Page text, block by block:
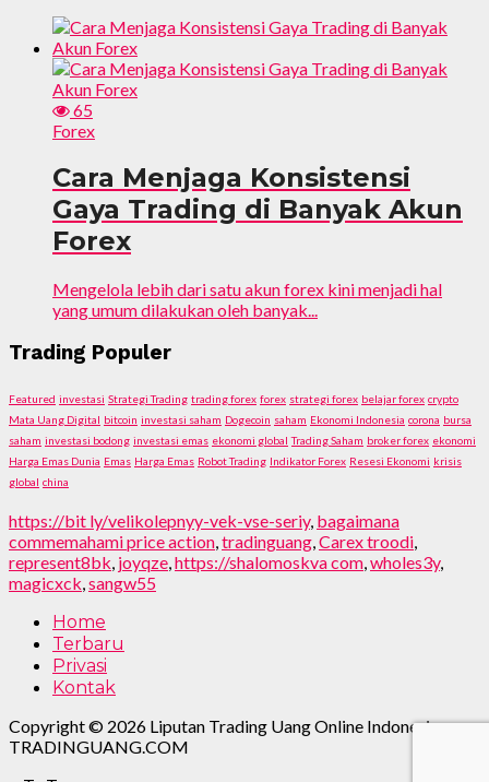
65
Forex
Cara Menjaga Konsistensi
Gaya Trading di Banyak Akun
Forex
Mengelola lebih dari satu akun forex kini menjadi hal
yang umum dilakukan oleh banyak...
Trading Populer
Featured investasi Strategi Trading trading forex forex strategi forex belajar forex crypto
Mata Uang Digital bitcoin investasi saham Dogecoin saham Ekonomi Indonesia corona bursa
saham investasi bodong investasi emas ekonomi global Trading Saham broker forex ekonomi
Harga Emas Dunia Emas Harga Emas Robot Trading Indikator Forex Resesi Ekonomi krisis
global china
https://bit ly/velikolepnyy-vek-vse-seriy, bagaimana
commemahami price action tradinguang Carex troodi
represent8bk joyqze https://shalomoskva com wholes3y,
magicxck sangw55
Home
Terbaru
Privasi
Kontak
Copyright © 2026 Liputan Trading Uang Online Indonesia.
TRADINGUANG.COM